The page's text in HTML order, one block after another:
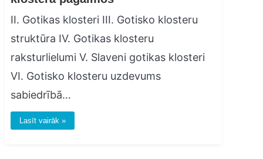
II. Gotikas klosteri III. Gotisko klosteru
struktūra IV. Gotikas klosteru
raksturlielumi V. Slaveni gotikas klosteri
VI. Gotisko klosteru uzdevums
sabiedrībā…
Lasīt vairāk »